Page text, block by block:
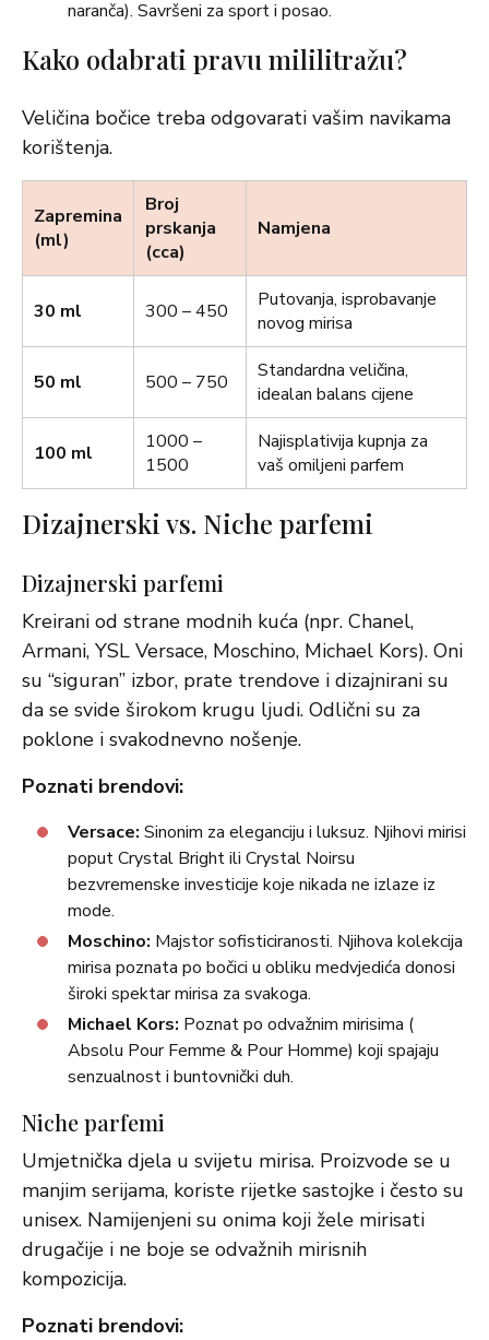
naranča). Savršeni za sport i posao.
Kako odabrati pravu mililitražu?
Veličina bočice treba odgovarati vašim navikama
korištenja.
Zapremina
(ml)
Broj
prskanja
(cca)
Namjena
30 ml 300 – 450
Putovanja, isprobavanje
novog mirisa
50 ml 500 – 750
Standardna veličina,
idealan balans cijene
100 ml
1000 –
1500
Najisplativija kupnja za
vaš omiljeni parfem
Dizajnerski vs. Niche parfemi
Dizajnerski parfemi
Kreirani od strane modnih kuća (npr. Chanel,
Armani, YSL Versace, Moschino, Michael Kors). Oni
su “siguran” izbor, prate trendove i dizajnirani su
da se svide širokom krugu ljudi. Odlični su za
poklone i svakodnevno nošenje.
Poznati brendovi:
Versace: Sinonim za eleganciju i luksuz. Njihovi mirisi
poput Crystal Bright ili Crystal Noirsu
bezvremenske investicije koje nikada ne izlaze iz
mode.
Moschino: Majstor sofisticiranosti. Njihova kolekcija
mirisa poznata po bočici u obliku medvjedića donosi
široki spektar mirisa za svakoga.
Michael Kors: Poznat po odvažnim mirisima (
Absolu Pour Femme & Pour Homme) koji spajaju
senzualnost i buntovnički duh.
Niche parfemi
Umjetnička djela u svijetu mirisa. Proizvode se u
manjim serijama, koriste rijetke sastojke i često su
unisex. Namijenjeni su onima koji žele mirisati
drugačije i ne boje se odvažnih mirisnih
kompozicija.
Poznati brendovi: